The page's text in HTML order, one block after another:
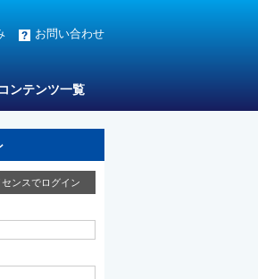
お問い合わせ
コンテンツ一覧
ンスでログイン